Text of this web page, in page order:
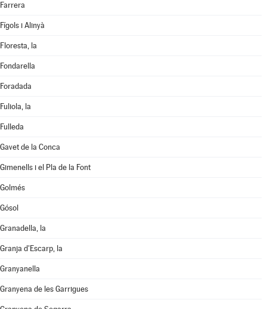
Farrera
Fígols i Alinyà
Floresta, la
Fondarella
Foradada
Fuliola, la
Fulleda
Gavet de la Conca
Gimenells i el Pla de la Font
Golmés
Gósol
Granadella, la
Granja d'Escarp, la
Granyanella
Granyena de les Garrigues